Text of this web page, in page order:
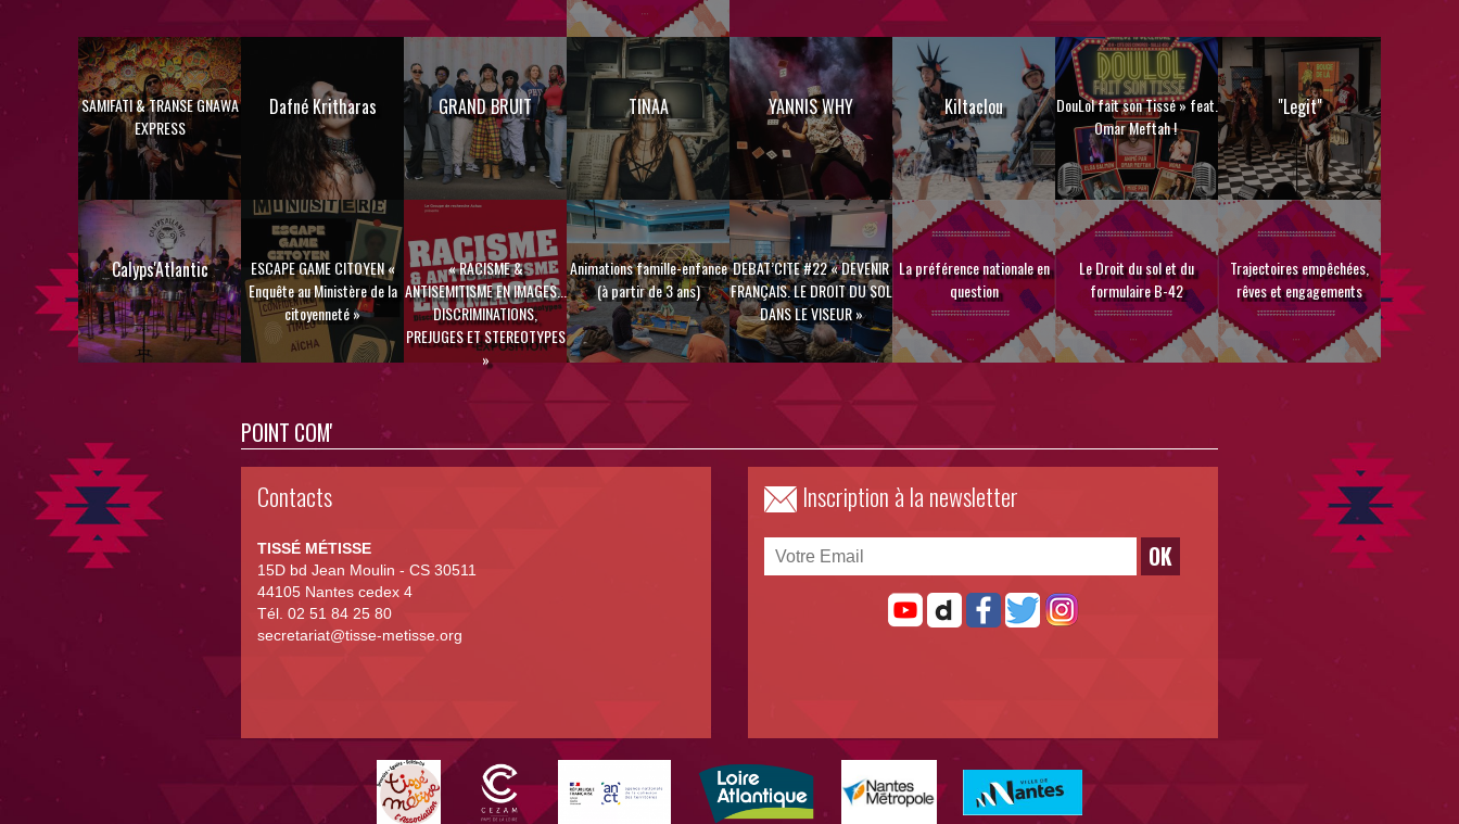
SAMIFATI & TRANSE GNAWA
EXPRESS
Dafné Kritharas GRAND BRUIT TINAA YANNIS WHY Kiltaclou
DouLol fait son Tissé » feat.
Omar Meftah !
"Legit"
Calyps'Atlantic
ESCAPE GAME CITOYEN «
Enquête au Ministère de la
citoyenneté »
« RACISME &
ANTISEMITISME EN IMAGES...
DISCRIMINATIONS,
PREJUGES ET STEREOTYPES
»
Animations famille-enfance
(à partir de 3 ans)
DEBAT’CITE #22 « DEVENIR
FRANÇAIS. LE DROIT DU SOL
DANS LE VISEUR »
La préférence nationale en
question
Le Droit du sol et du
formulaire B-42
Trajectoires empêchées,
rêves et engagements
POINT COM'
Contacts
TISSÉ MÉTISSE
15D bd Jean Moulin - CS 30511
44105 Nantes cedex 4
Tél. 02 51 84 25 80
secretariat@tisse-metisse.org
Inscription à la newsletter
OK